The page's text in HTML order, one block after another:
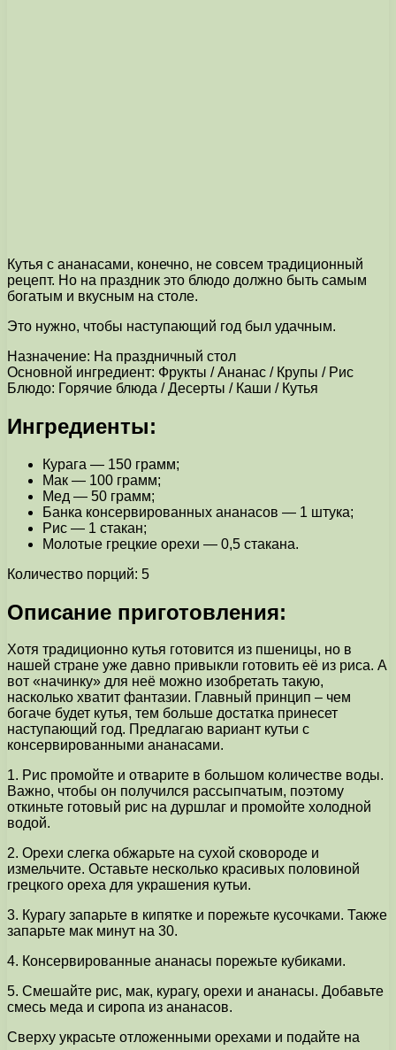
Кутья с ананасами, конечно, не совсем традиционный
рецепт. Но на праздник это блюдо должно быть самым
богатым и вкусным на столе.
Это нужно, чтобы наступающий год был удачным.
Назначение: На праздничный стол
Основной ингредиент: Фрукты / Ананас / Крупы / Рис
Блюдо: Горячие блюда / Десерты / Каши / Кутья
Ингредиенты:
Курага — 150 грамм;
Мак — 100 грамм;
Мед — 50 грамм;
Банка консервированных ананасов — 1 штука;
Рис — 1 стакан;
Молотые грецкие орехи — 0,5 стакана.
Количество порций: 5
Описание приготовления:
Хотя традиционно кутья готовится из пшеницы, но в
нашей стране уже давно привыкли готовить её из риса. А
вот «начинку» для неё можно изобретать такую,
насколько хватит фантазии. Главный принцип – чем
богаче будет кутья, тем больше достатка принесет
наступающий год. Предлагаю вариант кутьи с
консервированными ананасами.
1. Рис промойте и отварите в большом количестве воды.
Важно, чтобы он получился рассыпчатым, поэтому
откиньте готовый рис на дуршлаг и промойте холодной
водой.
2. Орехи слегка обжарьте на сухой сковороде и
измельчите. Оставьте несколько красивых половиной
грецкого ореха для украшения кутьи.
3. Курагу запарьте в кипятке и порежьте кусочками. Также
запарьте мак минут на 30.
4. Консервированные ананасы порежьте кубиками.
5. Смешайте рис, мак, курагу, орехи и ананасы. Добавьте
смесь меда и сиропа из ананасов.
Сверху украсьте отложенными орехами и подайте на